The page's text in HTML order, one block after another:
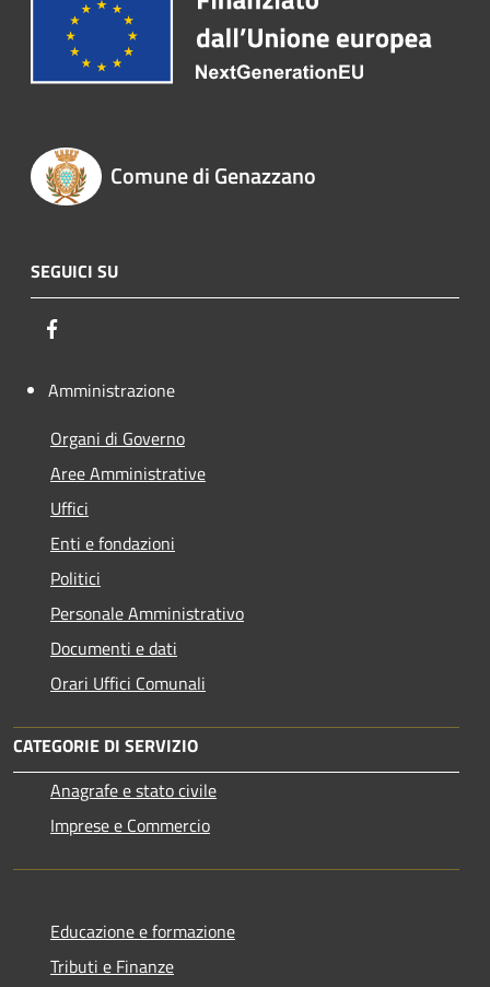
Comune di Genazzano
SEGUICI SU
Amministrazione
Organi di Governo
Aree Amministrative
Uffici
Enti e fondazioni
Politici
Personale Amministrativo
Documenti e dati
Orari Uffici Comunali
CATEGORIE DI SERVIZIO
Anagrafe e stato civile
Imprese e Commercio
Educazione e formazione
Tributi e Finanze